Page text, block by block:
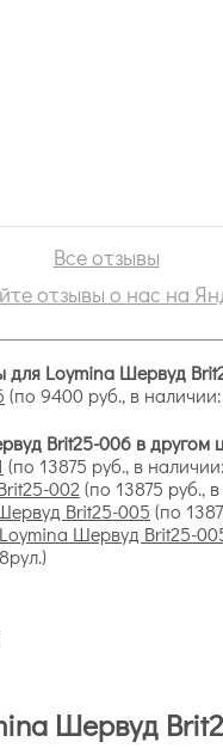
Все отзывы
отзывы о нас на
для Loymina Шервуд
(по 9400 руб., в
Brit25-006 в другом
(по 13875 руб., в
002 (по 13875 руб.,
Brit25-005 (по
Loymina Шервуд Brit25-
Шервуд